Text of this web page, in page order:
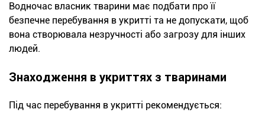
Водночас власник тварини має подбати про її
безпечне перебування в укритті та не допускати, щоб
вона створювала незручності або загрозу для інших
людей.
Знаходження в укриттях з тваринами
Під час перебування в укритті рекомендується: